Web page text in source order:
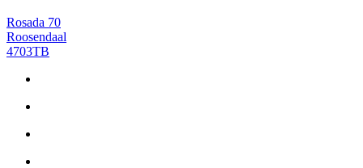
Rosada 70
Roosendaal
4703TB